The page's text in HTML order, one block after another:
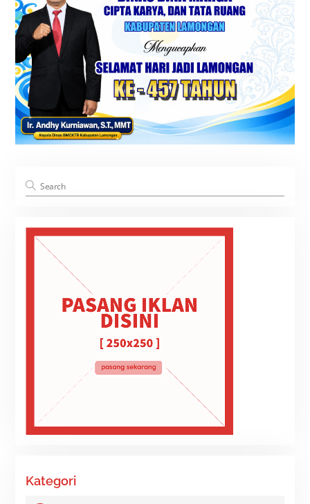
Kategori